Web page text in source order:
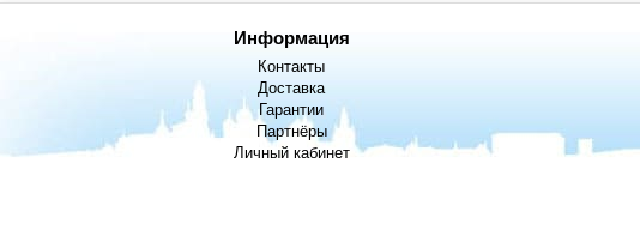
Информация
Контакты
Доставка
Гарантии
Партнёры
Личный кабинет